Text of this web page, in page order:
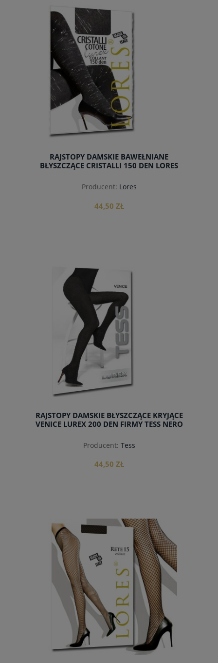
do koszyka
RAJSTOPY DAMSKIE BAWEŁNIANE
BŁYSZCZĄCE CRISTALLI 150 DEN LORES
Producent: Lores
44,50 ZŁ
do koszyka
RAJSTOPY DAMSKIE BŁYSZCZĄCE KRYJĄCE
VENICE LUREX 200 DEN FIRMY TESS NERO
Producent: Tess
44,50 ZŁ
do koszyka